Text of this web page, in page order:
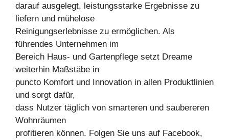
darauf ausgelegt, leistungsstarke Ergebnisse zu
liefern und mühelose
Reinigungserlebnisse zu ermöglichen. Als
führendes Unternehmen im
Bereich Haus- und Gartenpflege setzt Dreame
weiterhin Maßstäbe in
puncto Komfort und Innovation in allen Produktlinien
und sorgt dafür,
dass Nutzer täglich von smarteren und saubereren
Wohnräumen
profitieren können. Folgen Sie uns auf Facebook,